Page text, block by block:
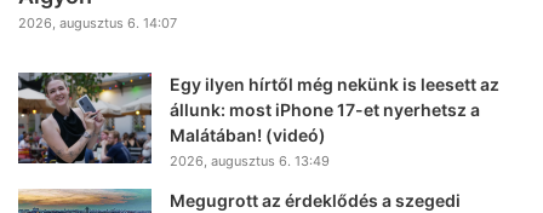
2026, augusztus 6. 14:07
Egy ilyen hírtől még nekünk is leesett az
állunk: most iPhone 17-et nyerhetsz a
Malátában! (videó)
2026, augusztus 6. 13:49
Megugrott az érdeklődés a szegedi